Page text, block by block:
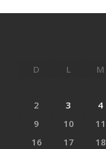
D L M
2
3 4
9
10 11
16
17 18